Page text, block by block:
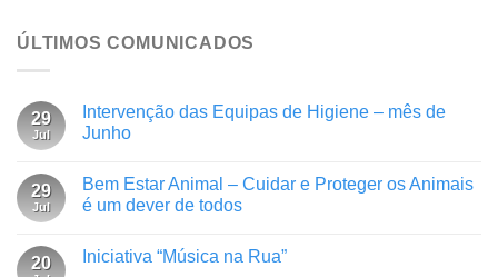
ÚLTIMOS COMUNICADOS
29
Jul
Intervenção das Equipas de Higiene – mês de
Junho
29
Jul
Bem Estar Animal – Cuidar e Proteger os Animais
é um dever de todos
20 Iniciativa “Música na Rua”